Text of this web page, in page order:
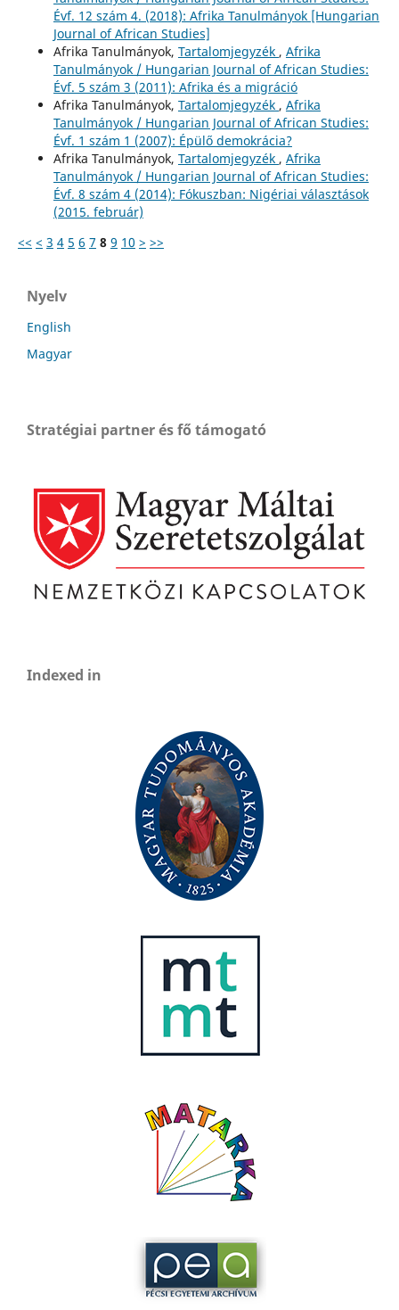
Évf. 12 szám 4. (2018): Afrika Tanulmányok [Hungarian
Journal of African Studies]
Afrika Tanulmányok, Tartalomjegyzék , Afrika
Tanulmányok / Hungarian Journal of African Studies:
Évf. 5 szám 3 (2011): Afrika és a migráció
Afrika Tanulmányok, Tartalomjegyzék , Afrika
Tanulmányok / Hungarian Journal of African Studies:
Évf. 1 szám 1 (2007): Épülő demokrácia?
Afrika Tanulmányok, Tartalomjegyzék , Afrika
Tanulmányok / Hungarian Journal of African Studies:
Évf. 8 szám 4 (2014): Fókuszban: Nigériai választások
(2015. február)
<< < 3 4 5 6 7 8 9 10 > >>
Nyelv
English
Magyar
Stratégiai partner és fő támogató
Indexed in